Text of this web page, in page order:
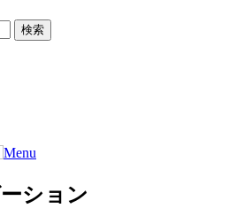
ション